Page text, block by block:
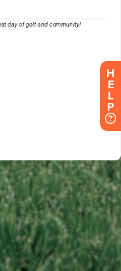
H
E
L
P